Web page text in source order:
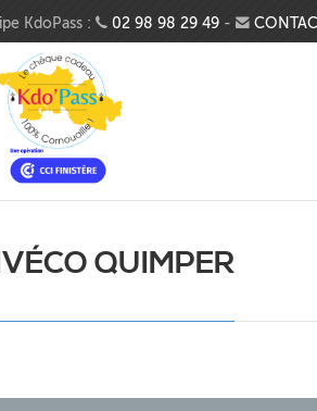
KdoPass : 02 98 98 29 49 -
QUIMPER